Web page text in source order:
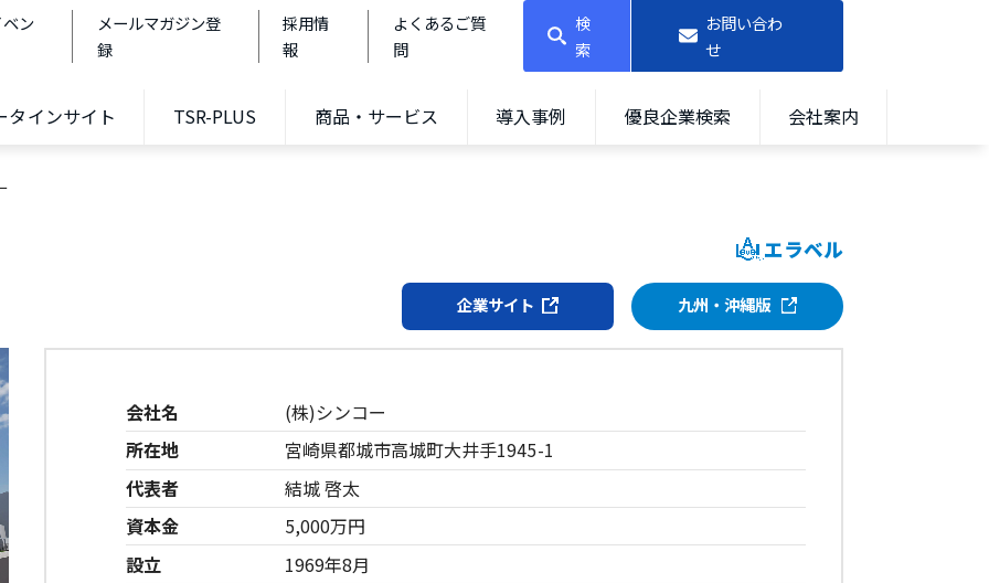
ン
メールマガジン登
録
採用情
報
よくあるご質
問
検
索
お問い合わ
せ
タインサイト TSR-PLUS 商品・サービス 導入事例 優良企業検索 会社案内
エラベル
企業サイト 九州・沖縄版
会社名
(株)シンコー
所在地
宮崎県都城市高城町大井手1945-1
代表者
結城 啓太
資本金
5,000万円
設立
1969年8月